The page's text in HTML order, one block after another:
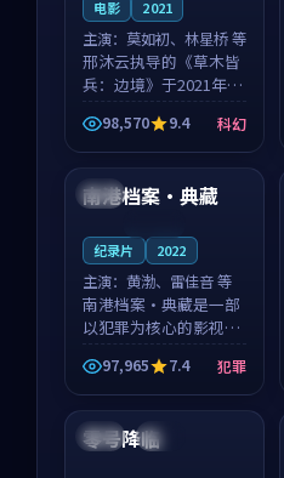
电影 2021
主演： 莫如初、林星桥 等
邢沐云执导的《草木皆
兵：边境》于2021年面
世，泰国的城市气质与
校园青春的人物心境共
同构筑了影片基调。莫
如初、林星桥用细腻的
表演撑起整部科幻电
98,570 9.4 科幻
泰国
南港档案·典藏
纪录片 2022
主演： 黄渤、雷佳音 等
南港档案·典藏是一部
以犯罪为核心的影视作
品，围绕危机、反转与
人物成长展开，整体节
奏紧凑，值得推荐观
看。
97,965 7.4 犯罪
法国 杜比
零号降临